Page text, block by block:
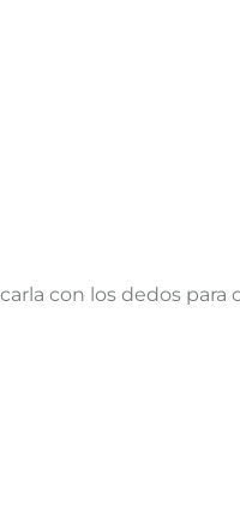
con los dedos para